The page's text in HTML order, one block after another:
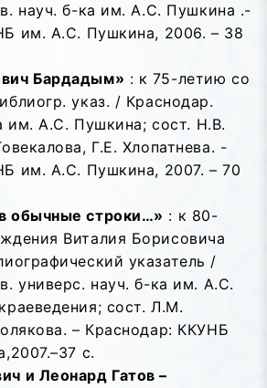
науч. б-ка им. А.С. Пушкина .-
им. А.С. Пушкина, 2006. – 38
Бардадым» : к 75-летию со
указ. / Краснодар.
им. А.С. Пушкина; сост. Н.В.
Г.Е. Хлопатнева. -
им. А.С. Пушкина, 2007. – 70
обычные строки…» : к 80-
Виталия Борисовича
указатель /
универс. науч. б-ка им. А.С.
сост. Л.М.
– Краснодар: ККУНБ
с.
и Леонард Гатов –